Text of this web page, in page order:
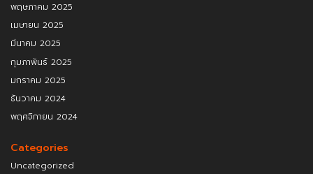
พฤษภาคม 2025
เมษายน 2025
มีนาคม 2025
กุมภาพันธ์ 2025
มกราคม 2025
ธันวาคม 2024
พฤศจิกายน 2024
Categories
Uncategorized